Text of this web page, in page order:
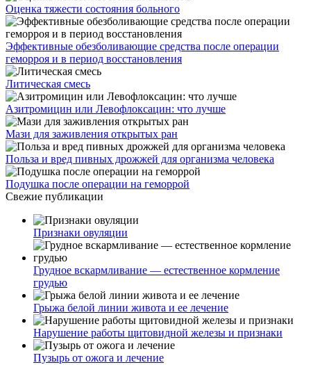
Оценка тяжести состояния больного
Эффективные обезболивающие средства после операции
геморроя и в период восстановления
Литическая смесь
Азитромицин или Левофлоксацин: что лучше
Мази для заживления открытых ран
Польза и вред пивных дрожжей для организма человека
Подушка после операции на геморрой
Свежие публикации
Признаки овуляции
Грудное вскармливание — естественное кормление
грудью
Грыжа белой линии живота и ее лечение
Нарушение работы щитовидной железы и признаки
Пузырь от ожога и лечение